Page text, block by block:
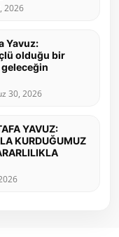
2026
Yavuz:
olduğu bir
30, 2026
YAVUZ:
KURDUĞUMUZ